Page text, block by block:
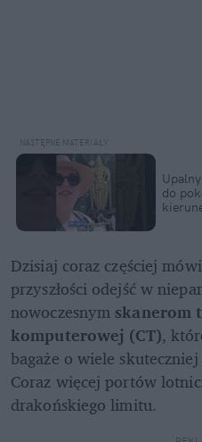
do
Dzisiaj coraz częściej
przyszłości odejść w
nowoczesnym skanerom
komputerowej (CT),
bagaże o wiele
Coraz więcej portów
drakońskiego limitu.